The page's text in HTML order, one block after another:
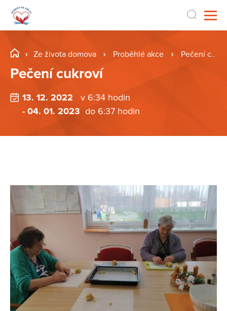
Ze života domova Proběhlé akce Pečení cukroví
Pečení cukroví
13. 12. 2022
v 6:34 hodin
- 04. 01. 2023 do 6:37 hodin